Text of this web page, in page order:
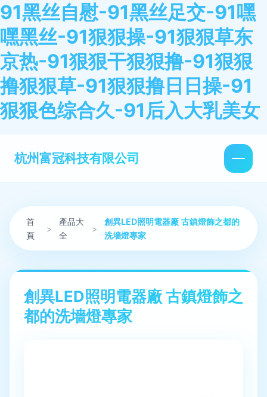
91黑丝自慰-91黑丝足交-91嘿
嘿黑丝-91狠狠操-91狠狠草东
京热-91狠狠干狠狠撸-91狠狠
撸狠狠草-91狠狠撸日日操-91
狠狠色综合久-91后入大乳美女
杭州富冠科技有限公司
首
頁
>
產品大
全
>
創異LED照明電器廠 古鎮燈飾之都的
洗墻燈專家
創異LED照明電器廠 古鎮燈飾之
都的洗墻燈專家